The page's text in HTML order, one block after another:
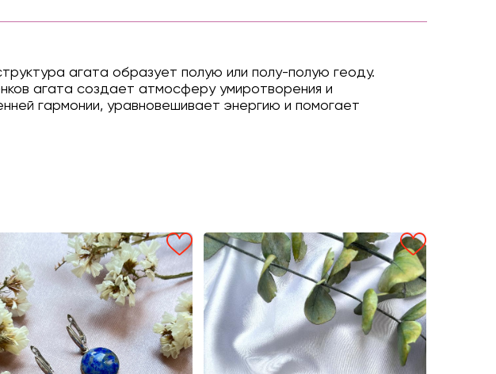
агата образует полую или полу-полую геоду.
агата создает атмосферу умиротворения и
гармонии, уравновешивает энергию и помогает